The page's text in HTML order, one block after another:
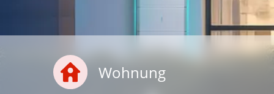
Wohnung